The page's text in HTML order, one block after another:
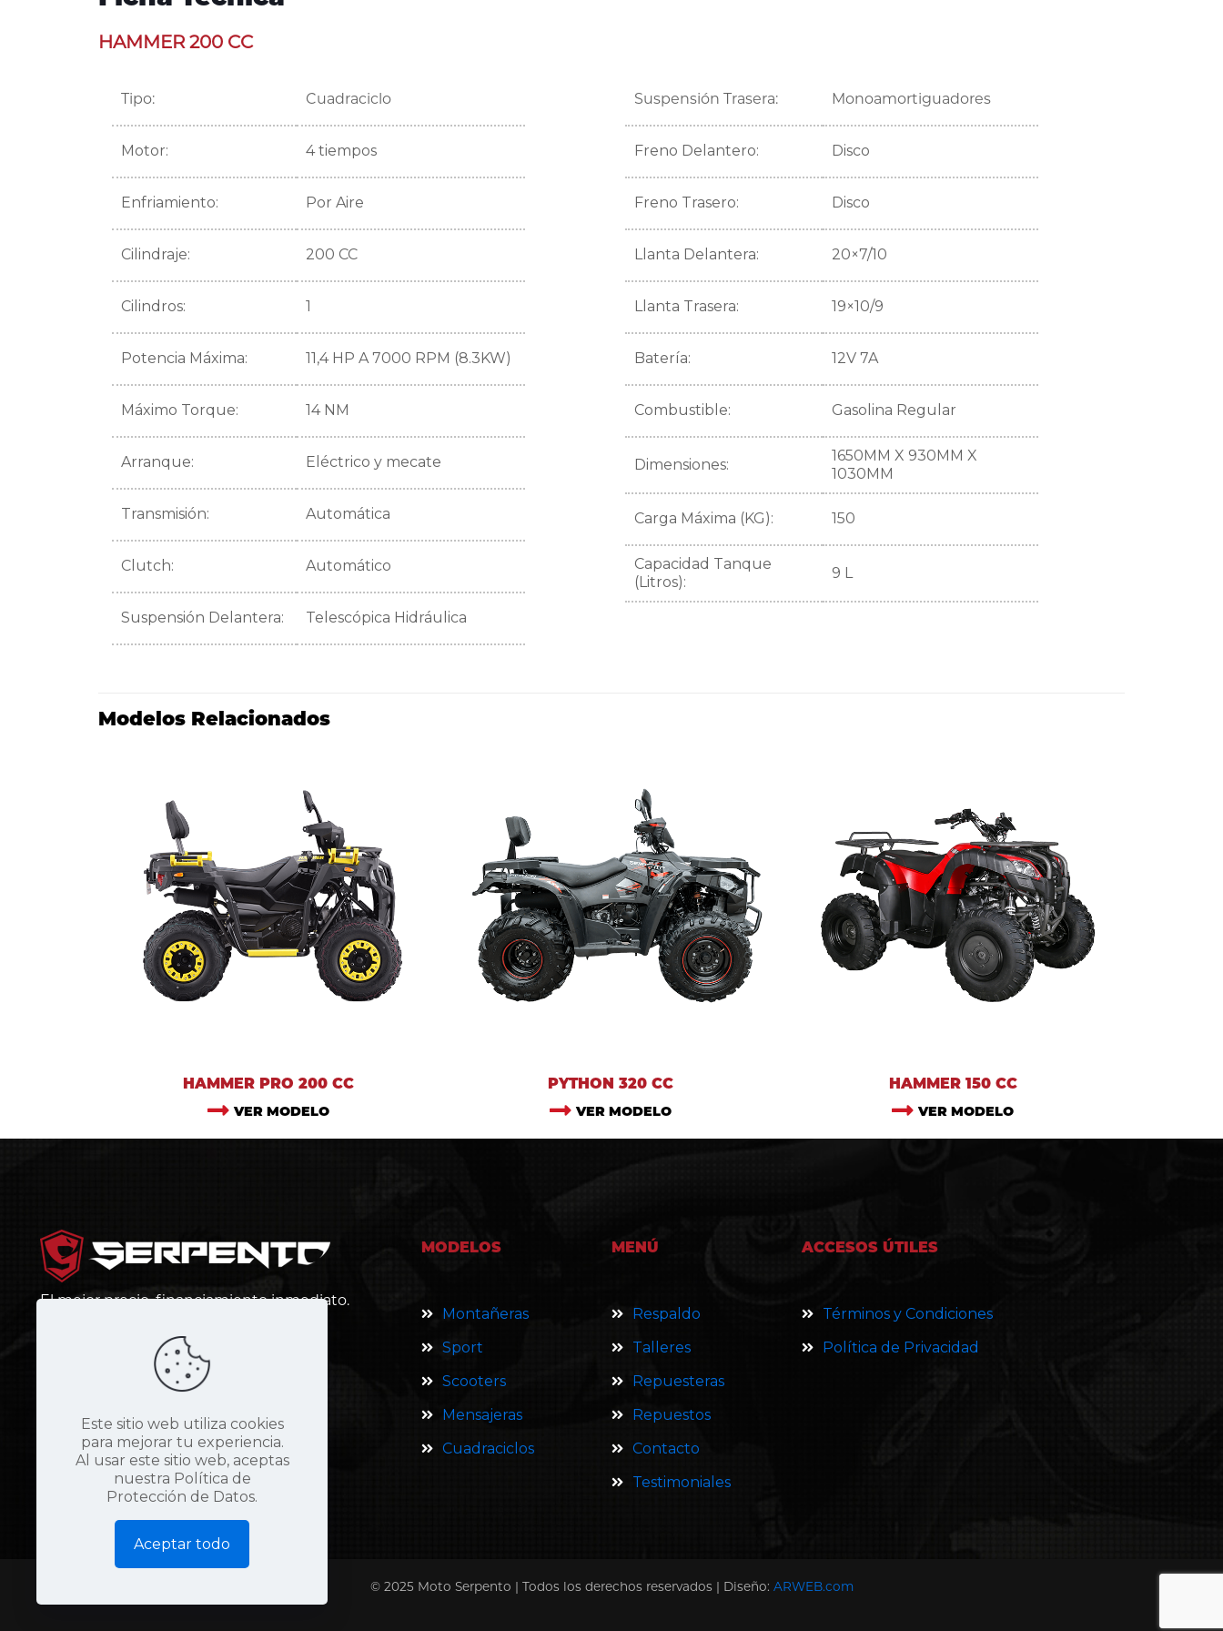
HAMMER 200 CC
Tipo: Cuadraciclo
Motor: 4 tiempos
Enfriamiento: Por Aire
Cilindraje: 200 CC
Cilindros: 1
Potencia Máxima: 11,4 HP A 7000 RPM (8.3KW)
Máximo Torque: 14 NM
Arranque: Eléctrico y mecate
Transmisión: Automática
Clutch: Automático
Suspensión Delantera: Telescópica Hidráulica
Suspensión Trasera: Monoamortiguadores
Freno Delantero: Disco
Freno Trasero: Disco
Llanta Delantera: 20×7/10
Llanta Trasera: 19×10/9
Batería: 12V 7A
Combustible: Gasolina Regular
Dimensiones:
1650MM X 930MM X
1030MM
Carga Máxima (KG): 150
Capacidad Tanque
(Litros):
9 L
Modelos Relacionados
HAMMER PRO 200 CC
VER MODELO
PYTHON 320 CC
VER MODELO
HAMMER 150 CC
VER MODELO
El mejor precio, financiamiento inmediato.
MODELOS
Montañeras
Sport
Scooters
Mensajeras
Cuadraciclos
MENÚ
Respaldo
Talleres
Repuesteras
Repuestos
Contacto
Testimoniales
ACCESOS ÚTILES
Términos y Condiciones
Política de Privacidad
© 2025 Moto Serpento | Todos los derechos reservados | Diseño: ARWEB.com
Este sitio web utiliza cookies
para mejorar tu experiencia.
Al usar este sitio web, aceptas
nuestra Política de
Protección de Datos.
Aceptar todo